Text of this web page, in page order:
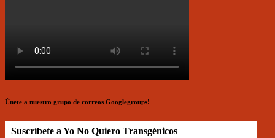
Únete a nuestro grupo de correos Googlegroups!
Suscríbete a Yo No Quiero Transgénicos